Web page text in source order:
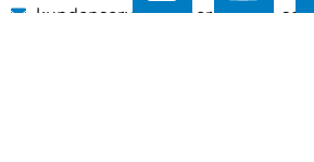
kundenservice@hoerakustik-